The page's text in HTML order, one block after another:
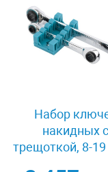
Набор
накидных с
трещоткой, 8-